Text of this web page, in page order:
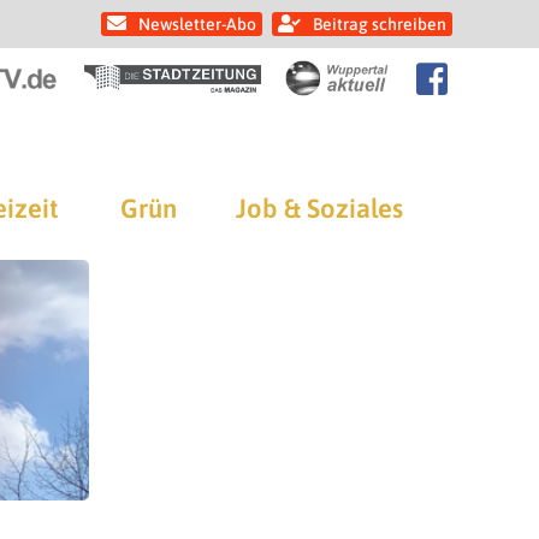
Newsletter-Abo Beitrag schreiben
Grün Job & Soziales